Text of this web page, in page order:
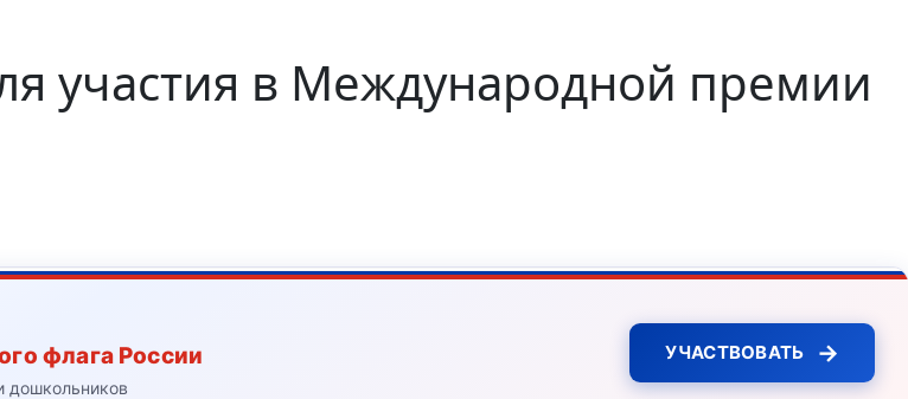
участия в Международной премии
флага России
дошкольников
УЧАСТВОВАТЬ →